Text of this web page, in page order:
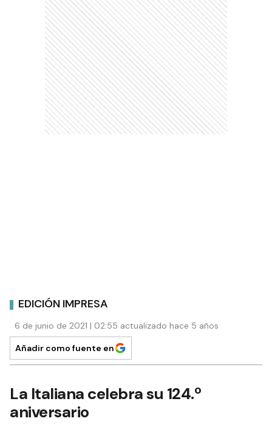
EDICIÓN IMPRESA
6 de junio de 2021 | 02:55 actualizado hace 5 años
Añadir como fuente en
La Italiana celebra su 124.º
aniversario